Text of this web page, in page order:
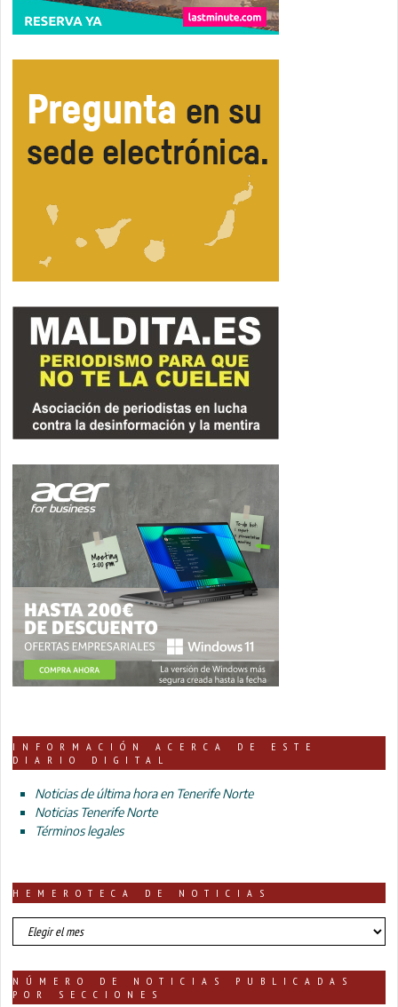
INFORMACIÓN ACERCA DE ESTE
DIARIO DIGITAL
Noticias de última hora en Tenerife Norte
Noticias Tenerife Norte
Términos legales
HEMEROTECA DE NOTICIAS
HEMEROTECA
DE
NÚMERO DE NOTICIAS PUBLICADAS
POR SECCIONES